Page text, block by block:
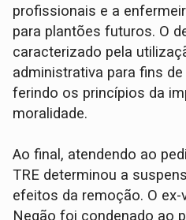
profissionais e a
para plantões futuros. O
caracterizado pela
administrativa para fins
ferindo os princípios da
moralidade.
Ao final, atendendo ao
TRE determinou a
efeitos da remoção. O ex-
Negão foi condenado ao